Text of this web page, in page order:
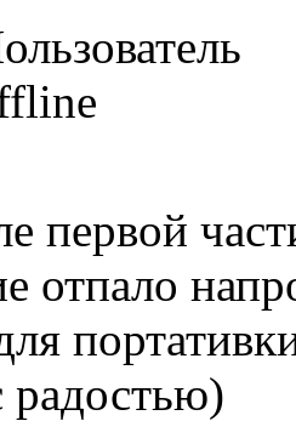
первой
отпало
радостью)